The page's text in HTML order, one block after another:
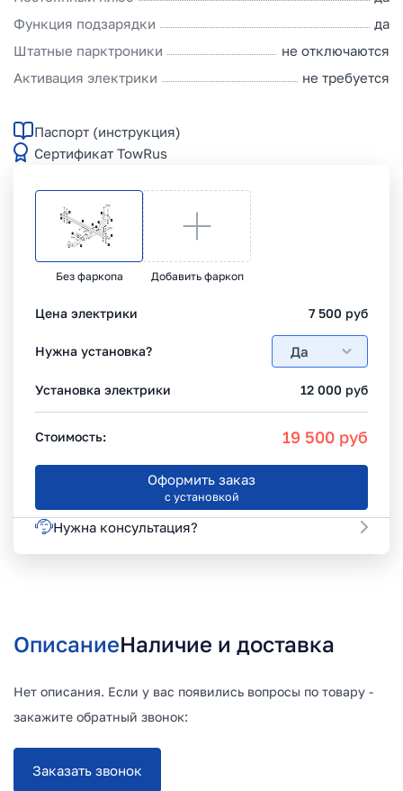
Функция подзарядки
да
Штатные парктроники
не отключаются
Активация электрики
не требуется
Паспорт (инструкция)
Сертификат TowRus
Без фаркопа Добавить фаркоп
Цена электрики 7 500 руб
Нужна установка? Да
Установка электрики 12 000 руб
Стоимость: 19 500 руб
Оформить заказ
с установкой
Нужна консультация?
ОписаниеНаличие и доставка
Нет описания. Если у вас появились вопросы по товару -
закажите обратный звонок:
Заказать звонок